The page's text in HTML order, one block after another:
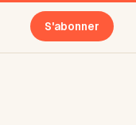
S'abonner